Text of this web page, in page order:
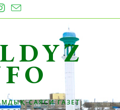
САЯСИ ГАЗЕТ